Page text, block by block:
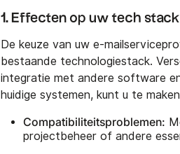
1. Effecten op uw tech stack
De keuze van uw e-
bestaande technologiestack.
integratie met andere software
huidige systemen, kunt u te
Compatibiliteitsproblemen:
projectbeheer of andere